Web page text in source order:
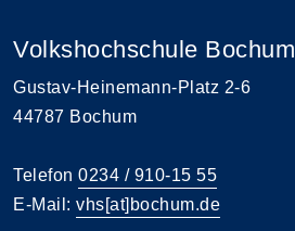
Volkshochschule Bochum
Gustav-Heinemann-Platz 2-6
44787 Bochum
Telefon 0234 / 910-15 55
E-Mail: vhs[at]bochum.de